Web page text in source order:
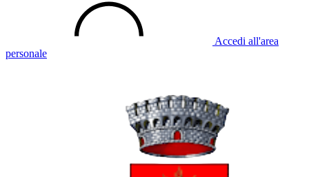
Accedi all'area
personale